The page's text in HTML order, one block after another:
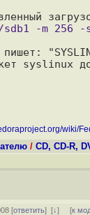
пишет:
wiki/
/ CD, CD-R,
[ответить][↓] [к